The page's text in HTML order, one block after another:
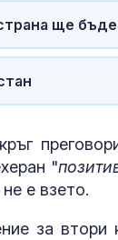
ще
"
е взето.
за втори